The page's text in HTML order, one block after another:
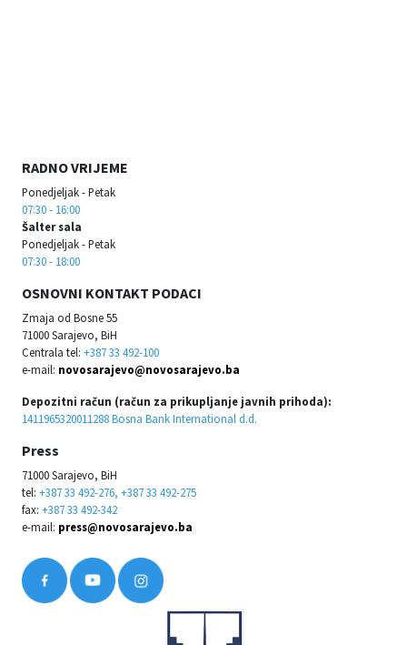
RADNO VRIJEME
Ponedjeljak - Petak
07:30 - 16:00
Šalter sala
Ponedjeljak - Petak
07:30 - 18:00
OSNOVNI KONTAKT PODACI
Zmaja od Bosne 55
71000 Sarajevo, BiH
Centrala tel: +387 33 492-100
e-mail: novosarajevo@novosarajevo.ba
Depozitni račun (račun za prikupljanje javnih prihoda):
1411965320011288 Bosna Bank International d.d.
Press
71000 Sarajevo, BiH
tel: +387 33 492-276, +387 33 492-275
fax: +387 33 492-342
e-mail: press@novosarajevo.ba